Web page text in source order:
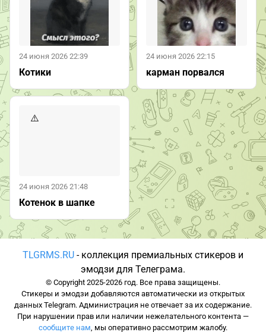
24 июня 2026 22:39
Котики
24 июня 2026 22:15
карман порвался
24 июня 2026 21:48
Котенок в шапке
TLGRMS.RU - коллекция премиальных стикеров и
эмодзи для Телеграма.
© Copyright 2025-2026 год. Все права защищены.
Стикеры и эмодзи добавляются автоматически из открытых
данных Telegram. Администрация не отвечает за их содержание.
При нарушении прав или наличии нежелательного контента —
сообщите нам, мы оперативно рассмотрим жалобу.